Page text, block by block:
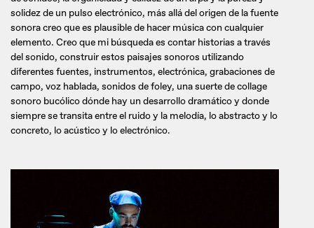
solidez de un pulso electrónico, más allá del origen de la fuente
sonora creo que es plausible de hacer música con cualquier
elemento. Creo que mi búsqueda es contar historias a través
del sonido, construir estos paisajes sonoros utilizando
diferentes fuentes, instrumentos, electrónica, grabaciones de
campo, voz hablada, sonidos de foley, una suerte de collage
sonoro bucólico dónde hay un desarrollo dramático y donde
siempre se transita entre el ruido y la melodía, lo abstracto y lo
concreto, lo acústico y lo electrónico.